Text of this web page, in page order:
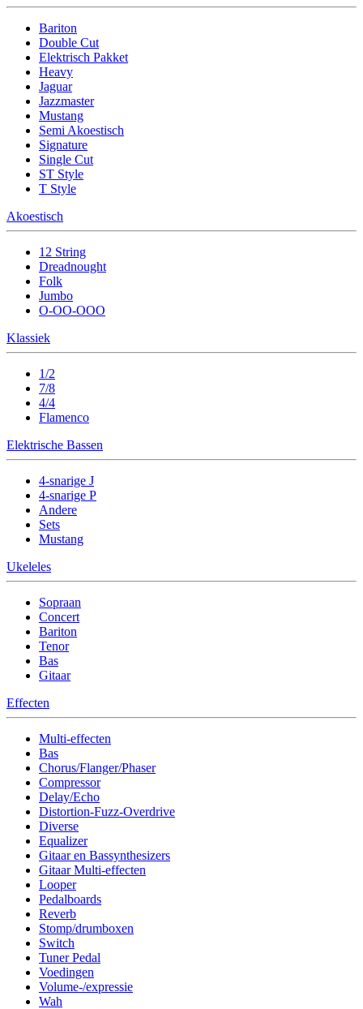
Bariton
Double Cut
Elektrisch Pakket
Heavy
Jaguar
Jazzmaster
Mustang
Semi Akoestisch
Signature
Single Cut
ST Style
T Style
Akoestisch
12 String
Dreadnought
Folk
Jumbo
O-OO-OOO
Klassiek
1/2
7/8
4/4
Flamenco
Elektrische Bassen
4-snarige J
4-snarige P
Andere
Sets
Mustang
Ukeleles
Sopraan
Concert
Bariton
Tenor
Bas
Gitaar
Effecten
Multi-effecten
Bas
Chorus/Flanger/Phaser
Compressor
Delay/Echo
Distortion-Fuzz-Overdrive
Diverse
Equalizer
Gitaar en Bassynthesizers
Gitaar Multi-effecten
Looper
Pedalboards
Reverb
Stomp/drumboxen
Switch
Tuner Pedal
Voedingen
Volume-/expressie
Wah